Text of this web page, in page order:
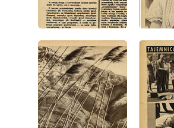
wydanie: 4/1946